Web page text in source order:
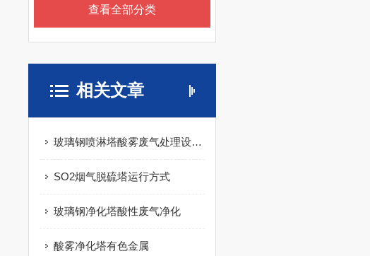
查看全部分类
相关文章
玻璃钢喷淋塔酸雾废气处理设备安装
SO2烟气脱硫塔运行方式
玻璃钢净化塔酸性废气净化
酸雾净化塔有色金属